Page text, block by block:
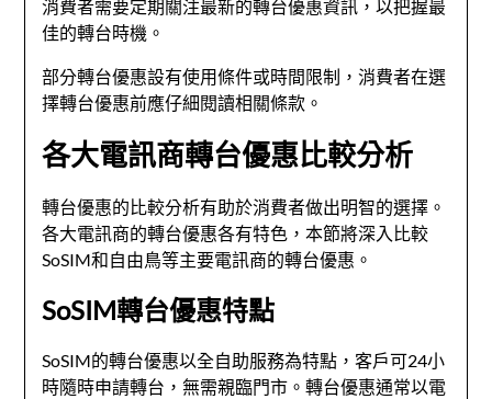
消費者需要定期關注最新的轉台優惠資訊，以把握最
佳的轉台時機。
部分轉台優惠設有使用條件或時間限制，消費者在選
擇轉台優惠前應仔細閱讀相關條款。
各大電訊商轉台優惠比較分析
轉台優惠的比較分析有助於消費者做出明智的選擇。
各大電訊商的轉台優惠各有特色，本節將深入比較
SoSIM和自由鳥等主要電訊商的轉台優惠。
SoSIM轉台優惠特點
SoSIM的轉台優惠以全自助服務為特點，客戶可24小
時隨時申請轉台，無需親臨門市。轉台優惠通常以電